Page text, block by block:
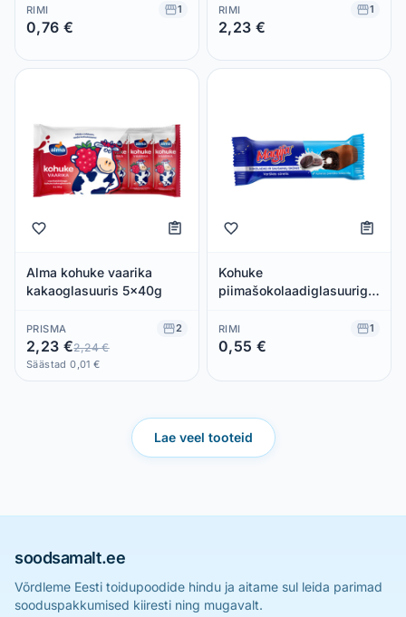
RIMI 1
0,76 €
RIMI 1
2,23 €
Alma kohuke vaarika
kakaoglasuuris 5x40g
PRISMA 2
2,23 €2,24 €
Säästad 0,01 €
Kohuke
piimašokolaadiglasuuriga
täidisega, MAGIJA, 40 g
RIMI 1
0,55 €
Lae veel tooteid
soodsamalt.ee
Võrdleme Eesti toidupoodide hindu ja aitame sul leida parimad
sooduspakkumised kiiresti ning mugavalt.